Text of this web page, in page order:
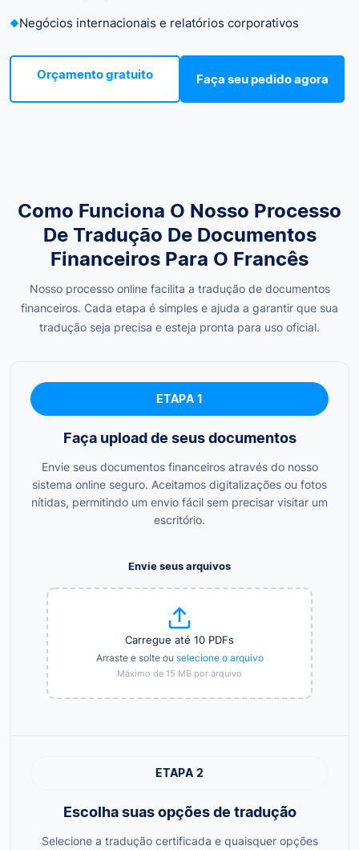
Negócios internacionais e relatórios corporativos
Orçamento gratuito Faça seu pedido agora
Como Funciona O Nosso Processo
De Tradução De Documentos
Financeiros Para O Francês
Nosso processo online facilita a tradução de documentos
financeiros. Cada etapa é simples e ajuda a garantir que sua
tradução seja precisa e esteja pronta para uso oficial.
ETAPA 1
Faça upload de seus documentos
Envie seus documentos financeiros através do nosso
sistema online seguro. Aceitamos digitalizações ou fotos
nítidas, permitindo um envio fácil sem precisar visitar um
escritório.
Envie seus arquivos
Carregue até 10 PDFs
Arraste e solte ou selecione o arquivo
Máximo de 15 MB por arquivo
ETAPA 2
Escolha suas opções de tradução
Selecione a tradução certificada e quaisquer opções